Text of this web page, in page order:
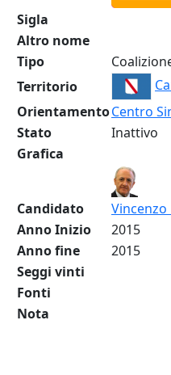
Sigla
Altro nome
Tipo
Territorio
OrientamentoCentro
Stato
Inattivo
Grafica
Candidato
Vincenzo
Anno Inizio
2015
Anno fine
2015
Seggi vinti
Fonti
Nota